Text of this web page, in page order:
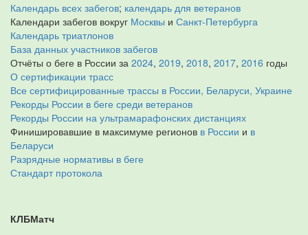
Календарь всех забегов; календарь для ветеранов
Календари забегов вокруг Москвы и Санкт-Петербурга
Календарь триатлонов
База данных участников забегов
Отчёты о беге в России за 2024, 2019, 2018, 2017, 2016 годы
О сертификации трасс
Все сертифицированные трассы в России, Беларуси, Украине
Рекорды России в беге среди ветеранов
Рекорды России на ультрамарафонских дистанциях
Финишировавшие в максимуме регионов в России и в
Беларуси
Разрядные нормативы в беге
Стандарт протокола
КЛБМатч